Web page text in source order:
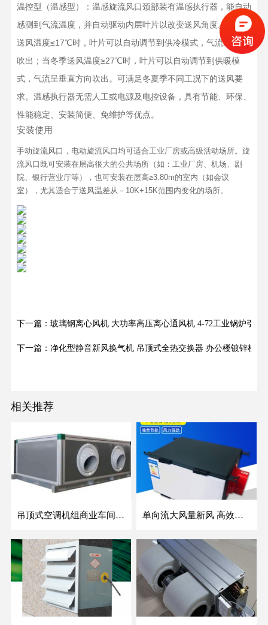
温控型（温感型）：温感旋流风口颈部装有温感执行器，能自动
感测到气流温度，并自动驱动内层叶片以改变送风角度。当夏季
送风温度≤17℃时，叶片可以自动调节到供冷模式，气流呈水平
吹出；当冬季送风温度≥27℃时，叶片可以自动调节到供暖模
式，气流呈垂直方向吹出。可满足冬夏季不同工况下的送风要
求。温感执行器无需人工或电源及电控设备，具有节能、环保、
性能稳定、安装简便、免维护等优点。
安装使用
手动旋流风口，电动旋流风口均可适合工业厂房或高级活动场所。旋
流风口既可安装在层高很大的公共场所（如：工业厂房、机场、剧
院、银行营业厅等），也可安装在层高≥3.80m的室内（如会议
室），尤其适合于送风温差从－10K+15K范围内变化的场所。
下一篇：玻璃钢离心风机 大功率高压离心通风机 4-72工业锅炉引风
下一篇：净化型静音新风换气机 吊顶式全热交换器 办公楼镀锌板新
相关推荐
吊顶式空调机组商业车间防爆新风空调器射流冷暖机组 单向流大风量新风 高效除霾全热交换新风机空气净化